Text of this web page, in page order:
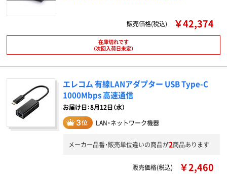
販売価格(税込) ￥42,374
在庫切れです
（次回入荷日未定）
エレコム 有線LANアダプター USB Type-C
1000Mbps 高速通信
お届け日：8月12日（水）
LAN・ネットワーク機器
メーカー品番・販売単位違いの商品が2商品あります
販売価格(税込) ￥2,460